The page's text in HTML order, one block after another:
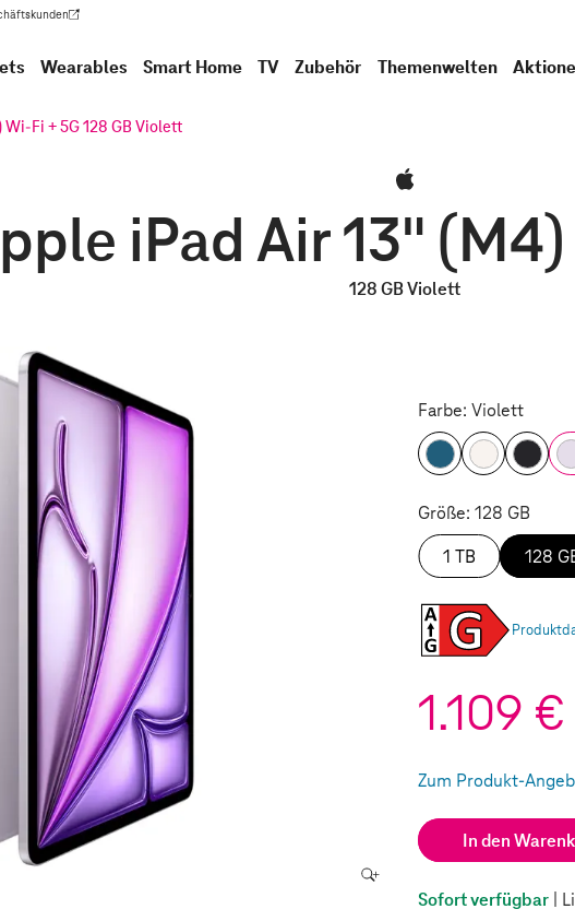
in einem neuen Tab geöffnet)
Wearables Smart Home TV Zubehör Themenwelten
Wi-Fi + 5G 128 GB Violett
iPad Air 13"
128 GB Violett
Farbe: Violett
Größe: 128 GB
1 TB
128
1.109 €
Zum Produkt-
(Wird in einem
In den
Sofort verfügbar |